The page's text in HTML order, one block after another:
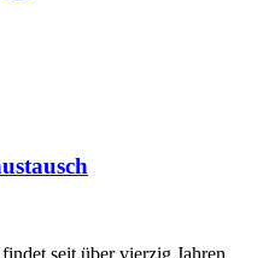
seit über vierzig Jahren